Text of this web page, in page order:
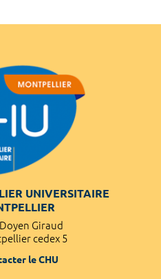
UNIVERSITAIRE
Giraud
cedex 5
le CHU